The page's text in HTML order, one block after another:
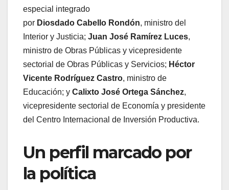
especial integrado
por Diosdado Cabello Rondón, ministro del
Interior y Justicia; Juan José Ramírez Luces,
ministro de Obras Públicas y vicepresidente
sectorial de Obras Públicas y Servicios; Héctor
Vicente Rodríguez Castro, ministro de
Educación; y Calixto José Ortega Sánchez,
vicepresidente sectorial de Economía y presidente
del Centro Internacional de Inversión Productiva.
Un perfil marcado por
la política